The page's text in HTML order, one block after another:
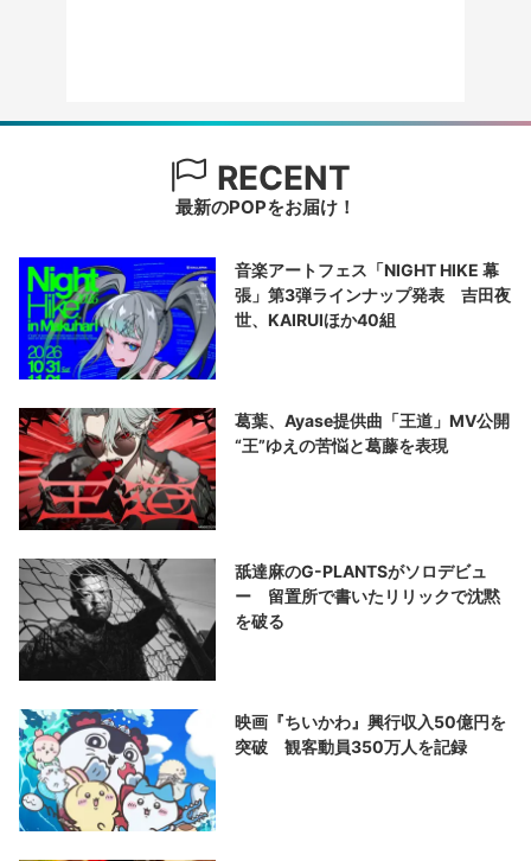
RECENT
最新のPOPをお届け！
音楽アートフェス「NIGHT HIKE 幕
張」第3弾ラインナップ発表 吉田夜
世、KAIRUIほか40組
葛葉、Ayase提供曲「王道」MV公開
“王”ゆえの苦悩と葛藤を表現
舐達麻のG-PLANTSがソロデビュ
ー 留置所で書いたリリックで沈黙
を破る
映画『ちいかわ』興行収入50億円を
突破 観客動員350万人を記録